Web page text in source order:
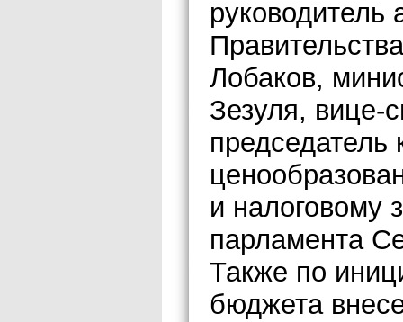
руководитель
Лобаков,
Зезуля, вице-
председатель
и налоговому
парламента
Также по
бюджета